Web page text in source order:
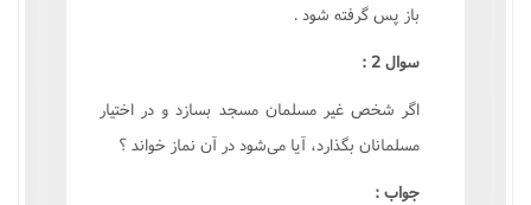
باز پس گرفته شود .
سوال 2 :
اگر شخص غير مسلمان مسجد بسازد و در اختيار
مسلمانان بگذارد، آيا مى‌شود در آن نماز خواند ؟
جواب :